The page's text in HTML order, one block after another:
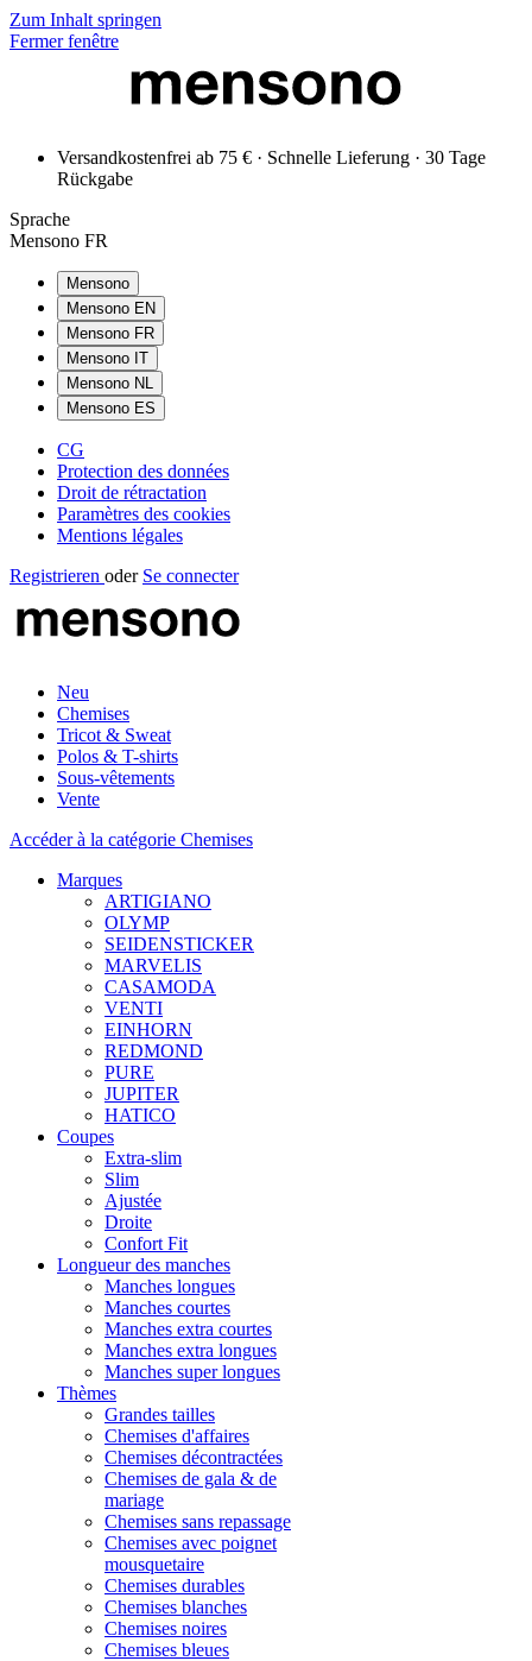
Zum Inhalt springen
Fermer fenêtre
Versandkostenfrei ab 75 € · Schnelle Lieferung · 30 Tage
Rückgabe
Sprache
Mensono FR
Mensono
Mensono EN
Mensono FR
Mensono IT
Mensono NL
Mensono ES
CG
Protection des données
Droit de rétractation
Paramètres des cookies
Mentions légales
Registrieren oder Se connecter
Neu
Chemises
Tricot & Sweat
Polos & T-shirts
Sous-vêtements
Vente
Accéder à la catégorie Chemises
Marques
ARTIGIANO
OLYMP
SEIDENSTICKER
MARVELIS
CASAMODA
VENTI
EINHORN
REDMOND
PURE
JUPITER
HATICO
Coupes
Extra-slim
Slim
Ajustée
Droite
Confort Fit
Longueur des manches
Manches longues
Manches courtes
Manches extra courtes
Manches extra longues
Manches super longues
Thèmes
Grandes tailles
Chemises d'affaires
Chemises décontractées
Chemises de gala & de
mariage
Chemises sans repassage
Chemises avec poignet
mousquetaire
Chemises durables
Chemises blanches
Chemises noires
Chemises bleues